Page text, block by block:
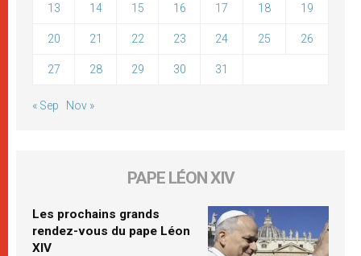
13 14 15 16 17 18 19
20 21 22 23 24 25 26
27 28 29 30 31
« Sep Nov »
PAPE LÉON XIV
Les prochains grands
rendez-vous du pape Léon
XIV